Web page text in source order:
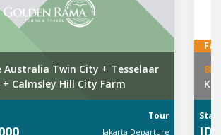
Australia Twin City + Tesselaar
Calmsley Hill City Farm
Tour
Jakarta Departure
8D